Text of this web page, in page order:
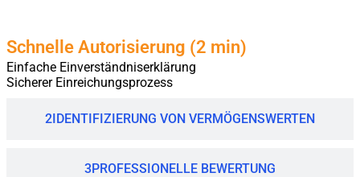
2IDENTIFIZIERUNG VON VERMÖGENSWERTEN
3PROFESSIONELLE BEWERTUNG
Schnelle Autorisierung (2 min)
Einfache Einverständniserklärung
Sicherer Einreichungsprozess